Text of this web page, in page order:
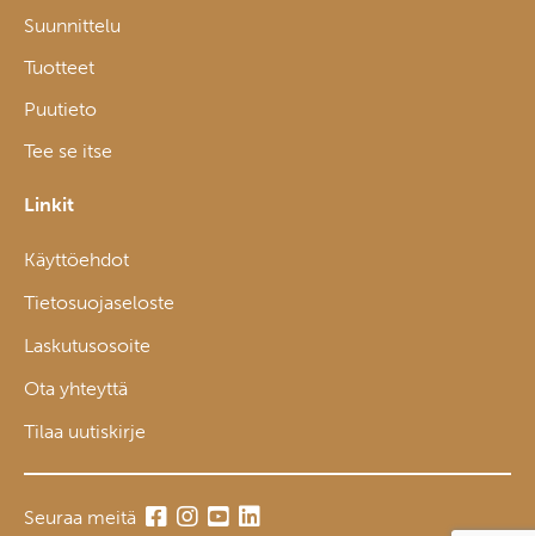
Suunnittelu
Tuotteet
Puutieto
Tee se itse
Linkit
Käyttöehdot
Tietosuojaseloste
Laskutusosoite
Ota yhteyttä
Tilaa uutiskirje
Seuraa meitä